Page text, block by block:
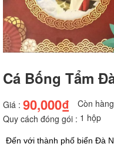
Cá Bống Tẩm
Giá : 90,000₫
Còn hàng
Quy cách đóng gói : 1 hộp
Đến với thành phố biển Đà